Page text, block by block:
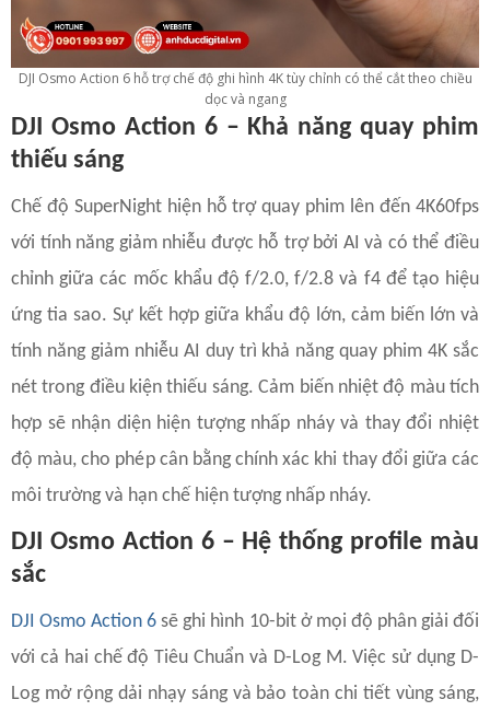
DJI Osmo Action 6 hỗ trợ chế độ ghi hình 4K tùy chỉnh có thể cắt theo chiều
dọc và ngang
DJI Osmo Action 6 – Khả năng quay phim
thiếu sáng
Chế độ SuperNight hiện hỗ trợ quay phim lên đến 4K60fps
với tính năng giảm nhiễu được hỗ trợ bởi AI và có thể điều
chỉnh giữa các mốc khẩu độ f/2.0, f/2.8 và f4 để tạo hiệu
ứng tia sao. Sự kết hợp giữa khẩu độ lớn, cảm biến lớn và
tính năng giảm nhiễu AI duy trì khả năng quay phim 4K sắc
nét trong điều kiện thiếu sáng. Cảm biến nhiệt độ màu tích
hợp sẽ nhận diện hiện tượng nhấp nháy và thay đổi nhiệt
độ màu, cho phép cân bằng chính xác khi thay đổi giữa các
môi trường và hạn chế hiện tượng nhấp nháy.
DJI Osmo Action 6 – Hệ thống profile màu
sắc
DJI Osmo Action 6 sẽ ghi hình 10-bit ở mọi độ phân giải đối
với cả hai chế độ Tiêu Chuẩn và D-Log M. Việc sử dụng D-
Log mở rộng dải nhạy sáng và bảo toàn chi tiết vùng sáng,